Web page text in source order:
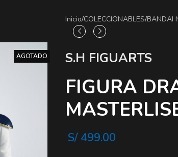
AGOTADO
Inicio/COLECCIONABLES/BANDAI
S.H FIGUARTS
FIGURA
S/499.00